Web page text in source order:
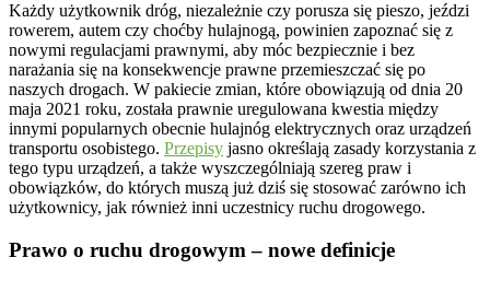
Każdy użytkownik dróg, niezależnie czy porusza się pieszo, jeździ
rowerem, autem czy choćby hulajnogą, powinien zapoznać się z
nowymi regulacjami prawnymi, aby móc bezpiecznie i bez
narażania się na konsekwencje prawne przemieszczać się po
naszych drogach. W pakiecie zmian, które obowiązują od dnia 20
maja 2021 roku, została prawnie uregulowana kwestia między
innymi popularnych obecnie hulajnóg elektrycznych oraz urządzeń
transportu osobistego. Przepisy jasno określają zasady korzystania z
tego typu urządzeń, a także wyszczególniają szereg praw i
obowiązków, do których muszą już dziś się stosować zarówno ich
użytkownicy, jak również inni uczestnicy ruchu drogowego.
Prawo o ruchu drogowym – nowe definicje